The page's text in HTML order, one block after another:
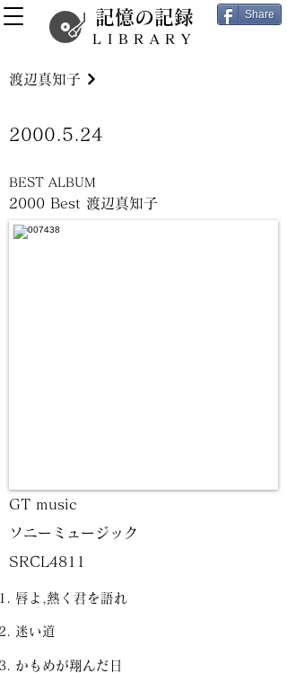
記憶の記録
LIBRARY
Share
2000 Best 渡辺真知子
唇よ,熱く君を語れ
迷い道
かもめが翔んだ日
渡辺真知子
2000.5.24
BEST ALBUM
GT music
ソニーミュージック
SRCL4811